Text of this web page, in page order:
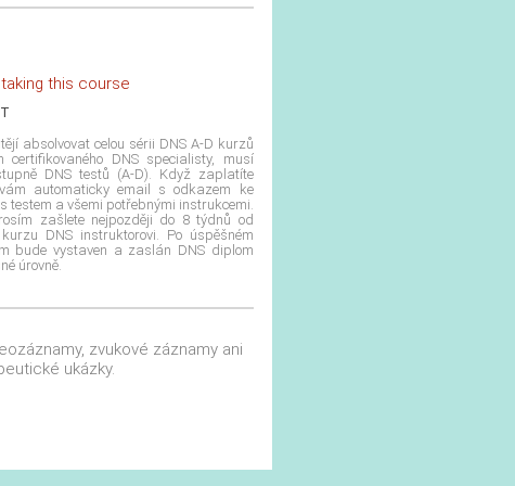
taking this course
absolvovat celou sérii DNS A-D kurzů
DNS specialisty, musí
DNS testů (A-D). Když zaplatíte
automaticky email s odkazem ke
testem a všemi potřebnými instrukcemi.
zašlete nejpozději do 8 týdnů od
kurzu DNS instruktorovi. Po úspěšném
bude vystaven a zaslán DNS diplom
úrovně.
zvukové záznamy ani
ukázky.